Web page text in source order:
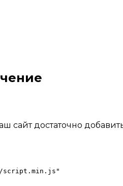
сайт достаточно